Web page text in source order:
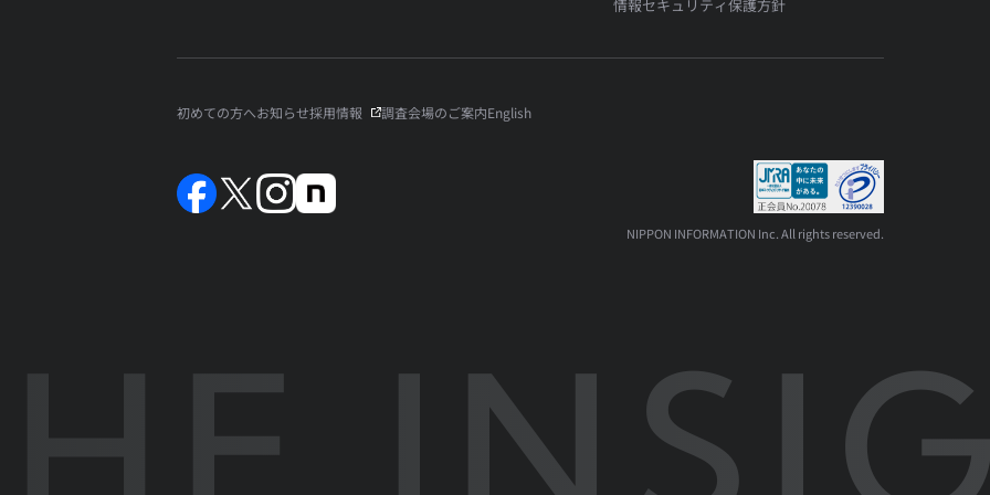
情報セキュリティ保護方針
初めての方へお知らせ採用情報 調査会場のご案内English
NIPPON INFORMATION Inc. All rights reserved.